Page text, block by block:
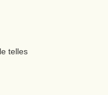
telles